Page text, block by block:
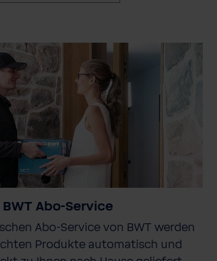
BWT Abo-Service
Abo-Service von BWT werden
Produkte automatisch und